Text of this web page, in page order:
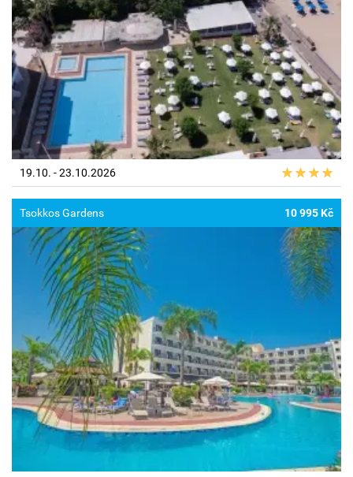
19.10. - 23.10.2026
Tsokkos Gardens 10 995 Kč